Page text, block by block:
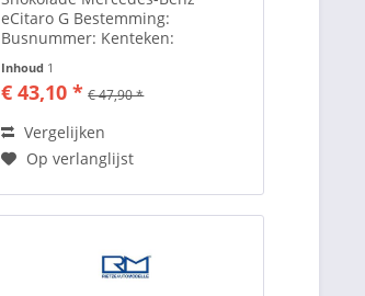
eCitaro G Bestemming:
Busnummer: Kenteken:
Uitlevering: juli - augustus 2023
Meer van Rietze Automodelle
vindt u hier Toebehoren zoals
verpakking Rietze...
Inhoud 1
€ 43,10 * € 47,90 *
Vergelijken
Op verlanglijst